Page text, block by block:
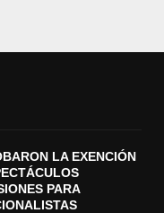
LA EXENCIÓN
PARA